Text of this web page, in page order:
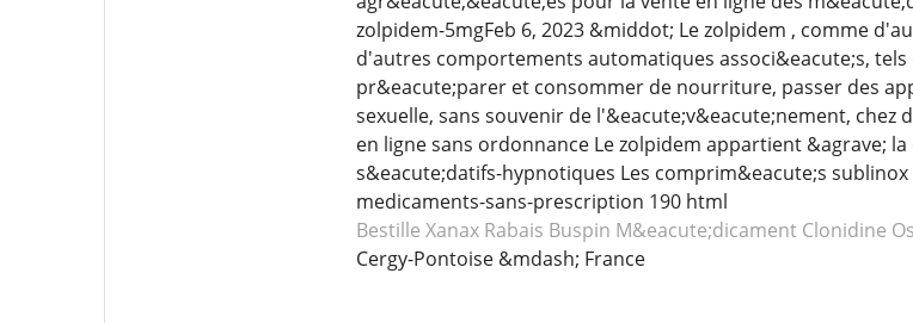
zolpidem-5mgFeb 6, 2023 &middot; Le zolpidem , comme
d'autres comportements automatiques associ&eacute;s,
pr&eacute;parer et consommer de nourriture, passer des
sexuelle, sans souvenir de l'&eacute;v&eacute;nement,
en ligne sans ordonnance Le zolpidem appartient &agrave;
s&eacute;datifs-hypnotiques Les comprim&eacute;s
medicaments-sans-prescription 190 html
Bestille Xanax Rabais Buspin M&eacute;dicament Clonidine
Cergy-Pontoise &mdash; France